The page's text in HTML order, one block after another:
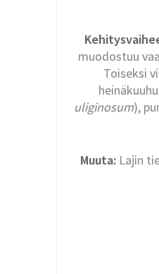
muodostuu
Toiseksi
uliginosum),
Muuta:Lajin